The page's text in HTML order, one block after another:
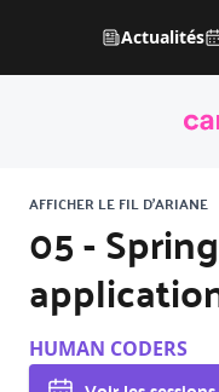
Actualités
AFFICHER LE FIL D'ARIANE
05 -
HUMAN CODERS